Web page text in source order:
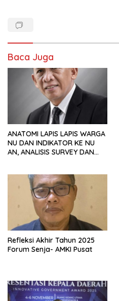
Baca Juga
ANATOMI LAPIS LAPIS WARGA
NU DAN INDIKATOR KE NU
AN, ANALISIS SURVEY DAN
Refleksi Akhir Tahun 2025
Forum Senja- AMKI Pusat